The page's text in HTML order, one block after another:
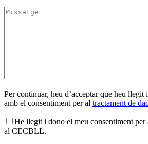
Per continuar, heu d’acceptar que heu llegit
amb el consentiment per al tractament de
He llegit i dono el meu consentiment per
al CECBLL.